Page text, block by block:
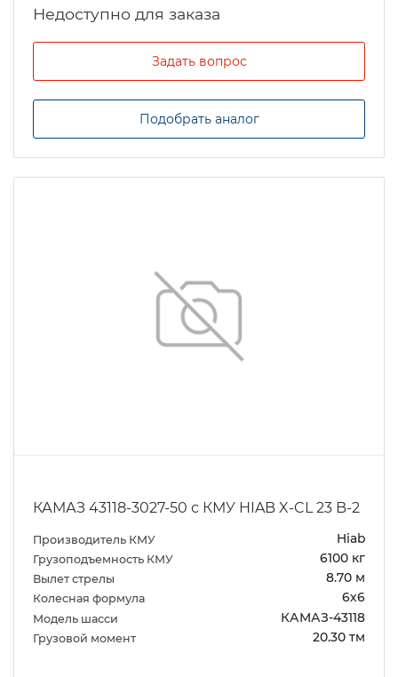
Задать вопрос
Подобрать аналог
КАМАЗ 43118-3027-50 с КМУ HIAB X-CL 23 B-2
Производитель КМУ Hiab
Грузоподъемность КМУ 6100 кг
Вылет стрелы 8.70 м
Колесная формула 6х6
Модель шасси КАМАЗ-43118
Грузовой момент 20.30 тм